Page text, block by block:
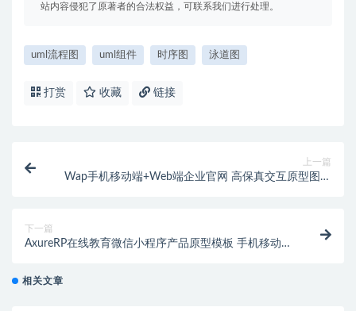
站内容侵犯了原著者的合法权益，可联系我们进行处理。
uml流程图 uml组件 时序图 泳道图
打赏 收藏 链接
上一篇
Wap手机移动端+Web端企业官网 高保真交互原型图模
下一篇
AxureRP在线教育微信小程序产品原型模板 手机移动端
相关文章